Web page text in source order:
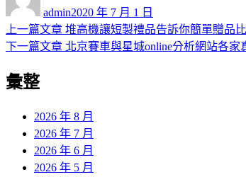
admin佈
日
期:
2020 年 7 月 1 日
文
章
導
上一篇文章 上
一
堆高機讓短製禮品告訴你簡單贈品
下一篇文章 下
章:
北京賽車與星城online分析網站各家
彙整
2026 年 8 月
2026 年 7 月
2026 年 6 月
2026 年 5 月